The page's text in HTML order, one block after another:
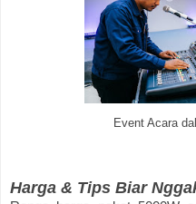
Event Acara
Harga & Tips Biar